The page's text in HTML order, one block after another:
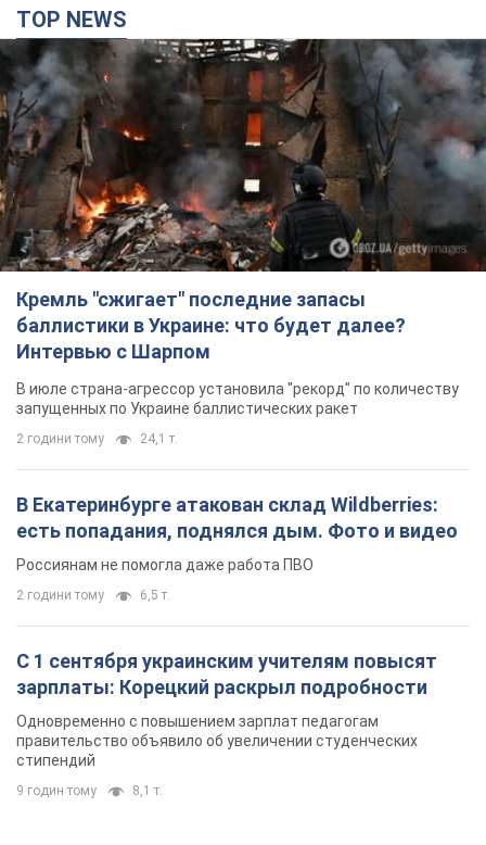
TOP NEWS
Кремль "сжигает" последние запасы
баллистики в Украине: что будет далее?
Интервью с Шарпом
В июле страна-агрессор установила "рекорд" по количеству
запущенных по Украине баллистических ракет
2 години тому 24,1 т.
В Екатеринбурге атакован склад Wildberries:
есть попадания, поднялся дым. Фото и видео
Россиянам не помогла даже работа ПВО
2 години тому 6,5 т.
С 1 сентября украинским учителям повысят
зарплаты: Корецкий раскрыл подробности
Одновременно с повышением зарплат педагогам
правительство объявило об увеличении студенческих
стипендий
9 годин тому 8,1 т.